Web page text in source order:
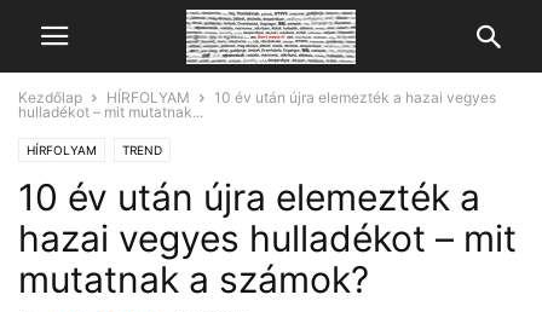
Kezdőlap HÍRFOLYAM
10 év után újra elemezték a hazai vegyes
hulladékot – mit mutatnak...
HÍRFOLYAM TREND
10 év után újra elemezték a
hazai vegyes hulladékot – mit
mutatnak a számok?